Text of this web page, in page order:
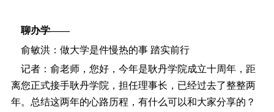
聊办学――
俞敏洪：做大学是件慢热的事 踏实前行
记者：俞老师，您好，今年是耿丹学院成立十周年，距
离您正式接手耿丹学院，担任理事长，已经过去了整整两
年。总结这两年的心路历程，有什么可以和大家分享的？